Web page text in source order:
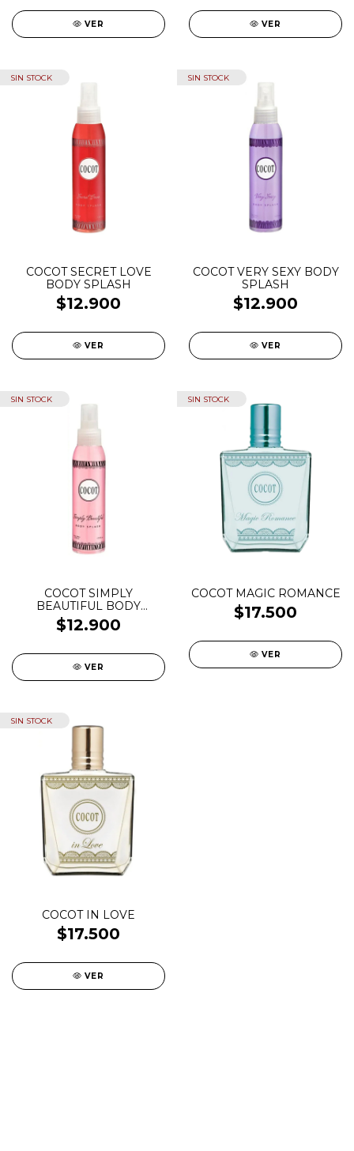
VER VER
SIN STOCK
COCOT SECRET LOVE
BODY SPLASH
$12.900
VER
SIN STOCK
COCOT VERY SEXY BODY
SPLASH
$12.900
VER
SIN STOCK
COCOT SIMPLY
BEAUTIFUL BODY
SPLASH
$12.900
VER
SIN STOCK
COCOT MAGIC ROMANCE
$17.500
VER
SIN STOCK
COCOT IN LOVE
$17.500
VER